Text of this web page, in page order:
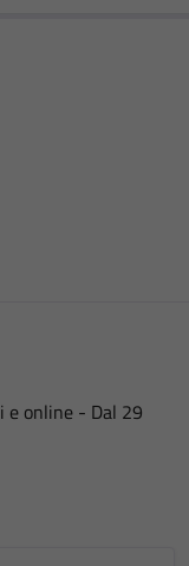
e online - Dal 29